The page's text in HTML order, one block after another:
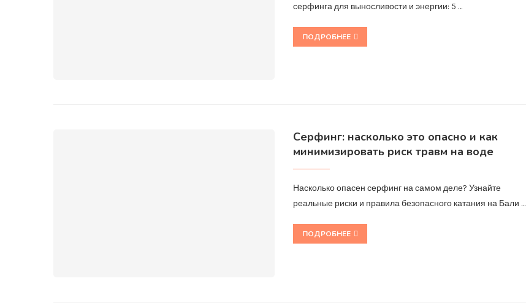
серфинга для выносливости и энергии: 5 …
ПОДРОБНЕЕ
Серфинг: насколько это опасно и как
минимизировать риск травм на воде
Насколько опасен серфинг на самом деле? Узнайте
реальные риски и правила безопасного катания на Бали …
ПОДРОБНЕЕ